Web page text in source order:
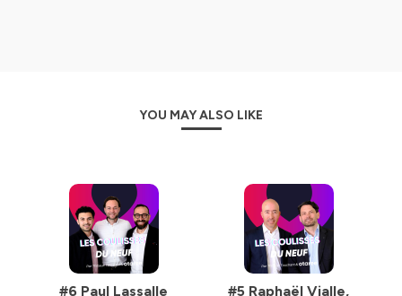
YOU MAY ALSO LIKE
#6 Paul Lassalle #5 Raphaël Vialle,